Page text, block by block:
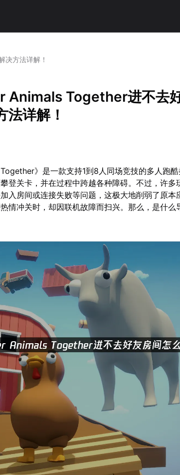
决方法详解！
Animals Together进不去
法详解！
》是一款支持1到8人同场竞技的多人跑
登关卡，并在过程中跨越各种障碍。不过，许多
入房间或连接失败等问题，这极大地削弱了原本
情冲关时，却因联机故障而扫兴。那么，是什么